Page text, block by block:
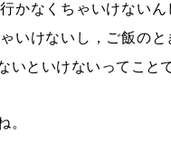
かなくちゃいけない
いけないし，ご飯の
いといけないってこと
。